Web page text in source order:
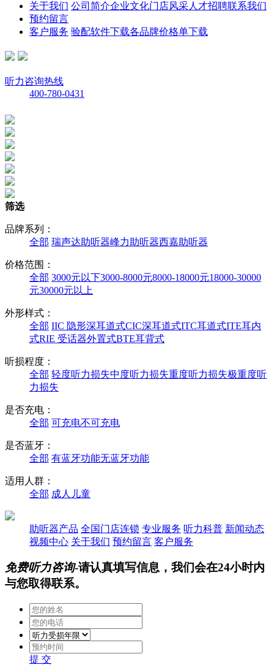
关于我们 公司简介企业文化门店风采人才招聘联系我们
预约留言
客户服务 验配软件下载各品牌价格单下载
听力咨询热线
400-780-0431
筛选
品牌系列：
全部 瑞声达助听器峰力助听器西嘉助听器
价格范围：
全部 3000元以下3000-8000元8000-18000元18000-30000
元30000元以上
外形样式：
全部 IIC 隐形深耳道式CIC深耳道式ITC耳道式ITE耳内
式RIE 受话器外置式BTE耳背式
听损程度：
全部 轻度听力损失中度听力损失重度听力损失极重度听
力损失
是否充电：
全部 可充电不可充电
是否蓝牙：
全部 有蓝牙功能无蓝牙功能
适用人群：
全部 成人 儿童
助听器产品 全国门店连锁 专业服务 听力科普 新闻动态
视频中心 关于我们 预约留言 客户服务
免费听力咨询-请认真填写信息，我们会在24小时内
与您取得联系。
提 交